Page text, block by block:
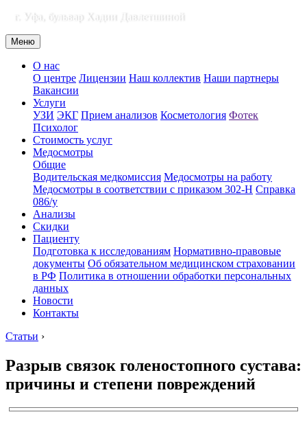
г. Уфа, бульвар Хадии Давлетшиной
Меню
О нас
О центре Лицензии Наш коллектив Наши партнеры
Вакансии
Услуги
УЗИ ЭКГ Прием анализов Косметология Фотек
Психолог
Стоимость услуг
Медосмотры
Общие
Водительская медкомиссия Медосмотры на работу
Медосмотры в соответствии с приказом 302-Н Справка
086/у
Анализы
Скидки
Пациенту
Подготовка к исследованиям Нормативно-правовые
документы Об обязательном медицинском страховании
в РФ Политика в отношении обработки персональных
данных
Новости
Контакты
Статьи ›
Разрыв связок голеностопного сустава:
причины и степени повреждений